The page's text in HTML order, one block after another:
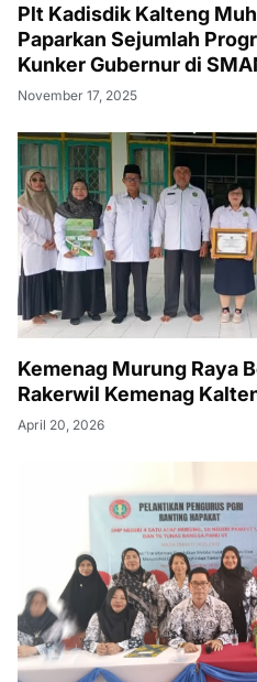
Plt Kadisdik Kalteng
Paparkan Sejumlah
Kunker Gubernur di
November 17, 2025
Kemenag Murung Raya
Rakerwil Kemenag
April 20, 2026